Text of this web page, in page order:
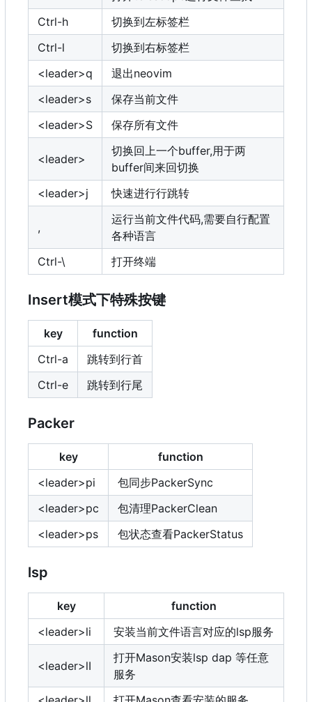
Ctrl-h
切换到左标签栏
Ctrl-l
切换到右标签栏
<leader>q
退出neovim
<leader>s
保存当前文件
<leader>S
保存所有文件
<leader>
切换回上一个buffer,用于两
buffer间来回切换
<leader>j
快速进行行跳转
,
运行当前文件代码,需要自行配置
各种语言
Ctrl-\
打开终端
Insert模式下特殊按键
key
function
Ctrl-a
跳转到行首
Ctrl-e
跳转到行尾
Packer
key
function
<leader>pi
包同步PackerSync
<leader>pc
包清理PackerClean
<leader>ps
包状态查看PackerStatus
lsp
key
function
<leader>li
安装当前文件语言对应的lsp服务
<leader>lI
打开Mason安装lsp dap 等任意
服务